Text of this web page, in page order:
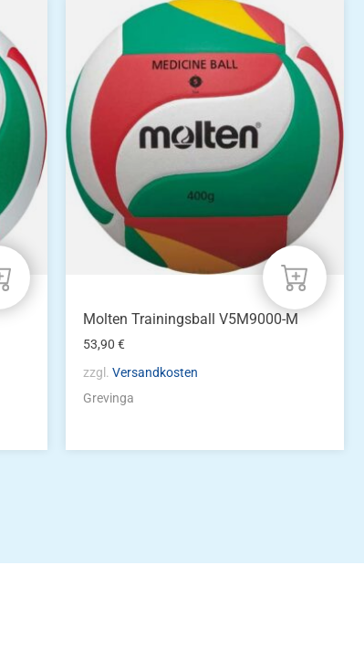
Molten Trainingsball V5M9000-M
53,90€
zzgl.Versandkosten
Grevinga